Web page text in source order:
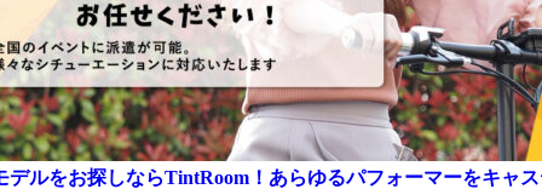
デルをお探しならTintRoom！あらゆるパフォーマーをキャ